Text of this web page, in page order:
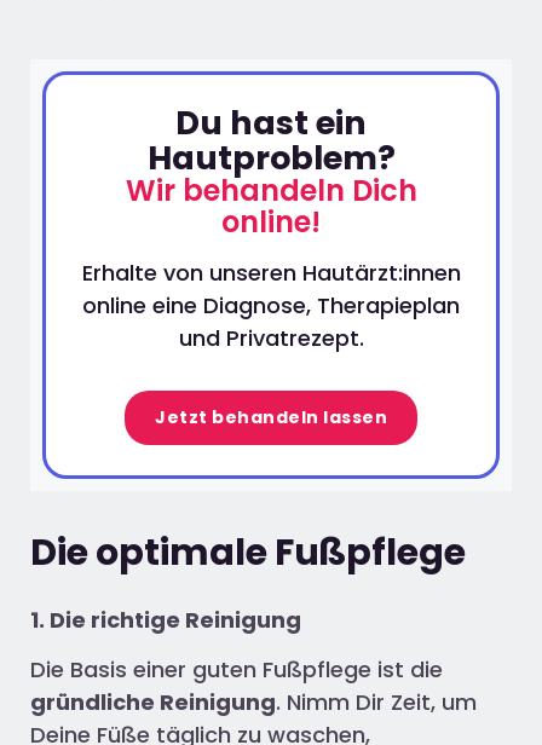
Du hast ein
Hautproblem?
Wir behandeln Dich
online!
Erhalte von unseren Hautärzt:innen
online eine Diagnose, Therapieplan
und Privatrezept.
Jetzt behandeln lassen
Die optimale Fußpflege
1. Die richtige Reinigung
Die Basis einer guten Fußpflege ist die
gründliche Reinigung. Nimm Dir Zeit, um
Deine Füße täglich zu waschen,